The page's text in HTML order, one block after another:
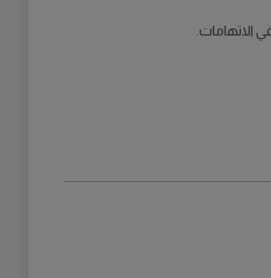
الاتهامات.